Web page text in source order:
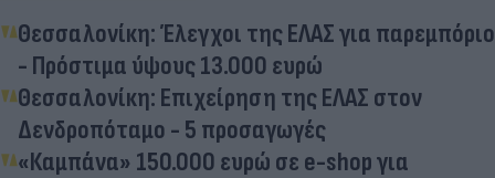
Θεσσαλονίκη: Έλεγχοι της ΕΛΑΣ για παρεμπόριο
- Πρόστιμα ύψους 13.000 ευρώ
Θεσσαλονίκη: Επιχείρηση της ΕΛΑΣ στον
Δενδροπόταμο - 5 προσαγωγές
«Καμπάνα» 150.000 ευρώ σε e-shop για